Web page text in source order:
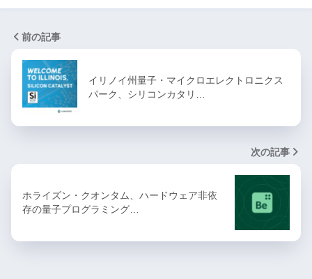
前の記事
イリノイ州量子・マイクロエレクトロニクス
パーク、シリコンカタリ…
次の記事
ホライズン・クオンタム、ハードウェア非依
存の量子プログラミング…